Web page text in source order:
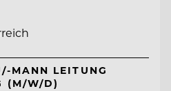
MANN LEITUNG
(M/W/D)